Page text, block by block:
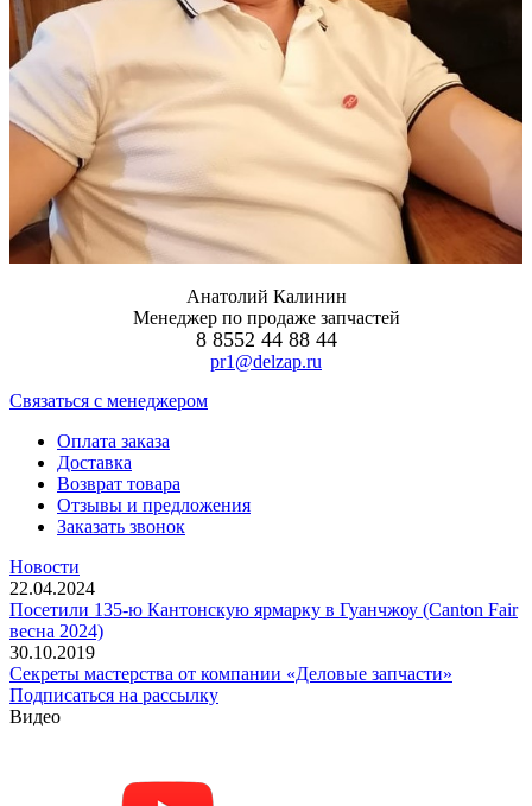
Анатолий Калинин
Менеджер по продаже запчастей
8 8552 44 88 44
pr1@delzap.ru
Cвязаться с менеджером
Оплата заказа
Доставка
Возврат товара
Отзывы и предложения
Заказать звонок
Новости
22.04.2024
Посетили 135-ю Кантонскую ярмарку в Гуанчжоу (Canton Fair
весна 2024)
30.10.2019
Секреты мастерства от компании «Деловые запчасти»
Подписаться на рассылку
Видео